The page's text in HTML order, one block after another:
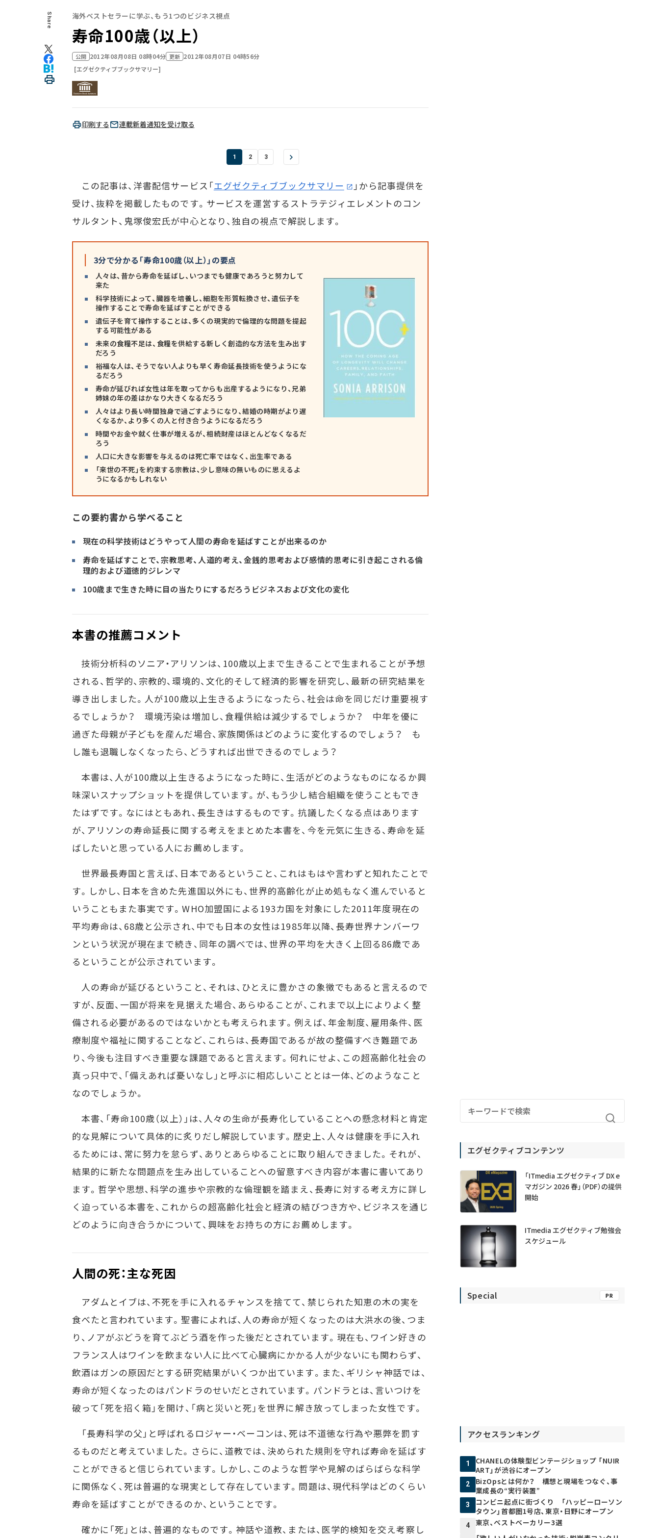
Share 海外ベストセラーに学ぶ、もう1つのビジネス視点
寿命100歳（以上）
公開 2012年08月08日 08時04分 更新 2012年08月07日 04時56分
[エグゼクティブブックサマリー]
印刷する 連載新着通知を受け取る
1 2 3
この記事は、洋書配信サービス「エグゼクティブブックサマリー
」から記事提供を
受け、抜粋を掲載したものです。サービスを運営するストラテジィエレメントのコン
サルタント、鬼塚俊宏氏が中心となり、独自の視点で解説します。
3分で分かる「寿命100歳（以上）」の要点
人々は、昔から寿命を延ばし、いつまでも健康であろうと努力して
来た
科学技術によって、臓器を培養し、細胞を形質転換させ、遺伝子を
操作することで寿命を延ばすことができる
遺伝子を育て操作することは、多くの現実的で倫理的な問題を提起
する可能性がある
未来の食糧不足は、食糧を供給する新しく創造的な方法を生み出す
だろう
裕福な人は、そうでない人よりも早く寿命延長技術を使うようにな
るだろう
寿命が延びれば女性は年を取ってからも出産するようになり、兄弟
姉妹の年の差はかなり大きくなるだろう
人々はより長い時間独身で過ごすようになり、結婚の時期がより遅
くなるか、より多くの人と付き合うようになるだろう
時間やお金や就く仕事が増えるが、相続財産はほとんどなくなるだ
ろう
人口に大きな影響を与えるのは死亡率ではなく、出生率である
「来世の不死」を約束する宗教は、少し意味の無いものに思えるよ
うになるかもしれない
この要約書から学べること
現在の科学技術はどうやって人間の寿命を延ばすことが出来るのか
寿命を延ばすことで、宗教思考、人道的考え、金銭的思考および感情的思考に引き起こされる倫
理的および道徳的ジレンマ
100歳まで生きた時に目の当たりにするだろうビジネスおよび文化の変化
本書の推薦コメント
技術分析科のソニア・アリソンは、100歳以上まで生きることで生まれることが予想
される、哲学的、宗教的、環境的、文化的そして経済的影響を研究し、最新の研究結果を
導き出しました。人が100歳以上生きるようになったら、社会は命を同じだけ重要視す
るでしょうか？ 環境汚染は増加し、食糧供給は減少するでしょうか？ 中年を優に
過ぎた母親が子どもを産んだ場合、家族関係はどのように変化するのでしょう？ も
し誰も退職しなくなったら、どうすれば出世できるのでしょう？
本書は、人が100歳以上生きるようになった時に、生活がどのようなものになるか興
味深いスナップショットを提供しています。が、もう少し結合組織を使うこともでき
たはずです。なにはともあれ、長生きはするものです。抗議したくなる点はあります
が、アリソンの寿命延長に関する考えをまとめた本書を、今を元気に生きる、寿命を延
ばしたいと思っている人にお薦めします。
世界最長寿国と言えば、日本であるということ、これはもはや言わずと知れたことで
す。しかし、日本を含めた先進国以外にも、世界的高齢化が止め処もなく進んでいると
いうこともまた事実です。WHO加盟国による193カ国を対象にした2011年度現在の
平均寿命は、68歳と公示され、中でも日本の女性は1985年以降、長寿世界ナンバーワ
ンという状況が現在まで続き、同年の調べでは、世界の平均を大きく上回る86歳であ
るということが公示されています。
人の寿命が延びるということ、それは、ひとえに豊かさの象徴でもあると言えるので
すが、反面、一国が将来を見据えた場合、あらゆることが、これまで以上によりよく整
備される必要があるのではないかとも考えられます。例えば、年金制度、雇用条件、医
療制度や福祉に関することなど、これらは、長寿国であるが故の整備すべき難題であ
り、今後も注目すべき重要な課題であると言えます。何れにせよ、この超高齢化社会の
真っ只中で、「備えあれば憂いなし」と呼ぶに相応しいこととは一体、どのようなこと
なのでしょうか。
本書、「寿命100歳（以上）」は、人々の生命が長寿化していることへの懸念材料と肯定
的な見解について具体的に炙りだし解説しています。歴史上、人々は健康を手に入れ
るためには、常に努力を怠らず、ありとあらゆることに取り組んできました。それが、
結果的に新たな問題点を生み出していることへの留意すべき内容が本書に書いてあり
ます。哲学や思想、科学の進歩や宗教的な倫理観を踏まえ、長寿に対する考え方に詳し
く迫っている本書を、これからの超高齢化社会と経済の結びつき方や、ビジネスを通じ
どのように向き合うかについて、興味をお持ちの方にお薦めします。
人間の死：主な死因
アダムとイブは、不死を手に入れるチャンスを捨てて、禁じられた知恵の木の実を
食べたと言われています。聖書によれば、人の寿命が短くなったのは大洪水の後、つま
り、ノアがぶどうを育てぶどう酒を作った後だとされています。現在も、ワイン好きの
フランス人はワインを飲まない人に比べて心臓病にかかる人が少ないにも関わらず、
飲酒はガンの原因だとする研究結果がいくつか出ています。また、ギリシャ神話では、
寿命が短くなったのはパンドラのせいだとされています。パンドラとは、言いつけを
破って「死を招く箱」を開け、「病と災いと死」を世界に解き放ってしまった女性です。
「長寿科学の父」と呼ばれるロジャー・ベーコンは、死は不道徳な行為や悪弊を罰す
るものだと考えていました。さらに、道教では、決められた規則を守れば寿命を延ばす
ことができると信じられています。しかし、このような哲学や見解のばらばらな科学
に関係なく、死は普遍的な現実として存在しています。問題は、現代科学はどのくらい
寿命を延ばすことができるのか、ということです。
確かに「死」とは、普遍的なものです。神話や道教、または、医学的検知を交え考察し
エグゼクティブコンテンツ
「ITmedia エグゼクティブ DX e
マガジン 2026 春」（PDF）の提供
開始
ITmedia エグゼクティブ勉強会
スケジュール
Special PR
アクセスランキング
1
CHANELの体験型ビンテージショップ 「NUIR
ART」が渋谷にオープン
2
BizOpsとは何か？ 構想と現場をつなぐ、事
業成長の“実行装置”
3
コンビニ起点に街づくり 「ハッピーローソン
タウン」首都圏1号店、東京・日野にオープン
4 東京、ベストベーカリー3選